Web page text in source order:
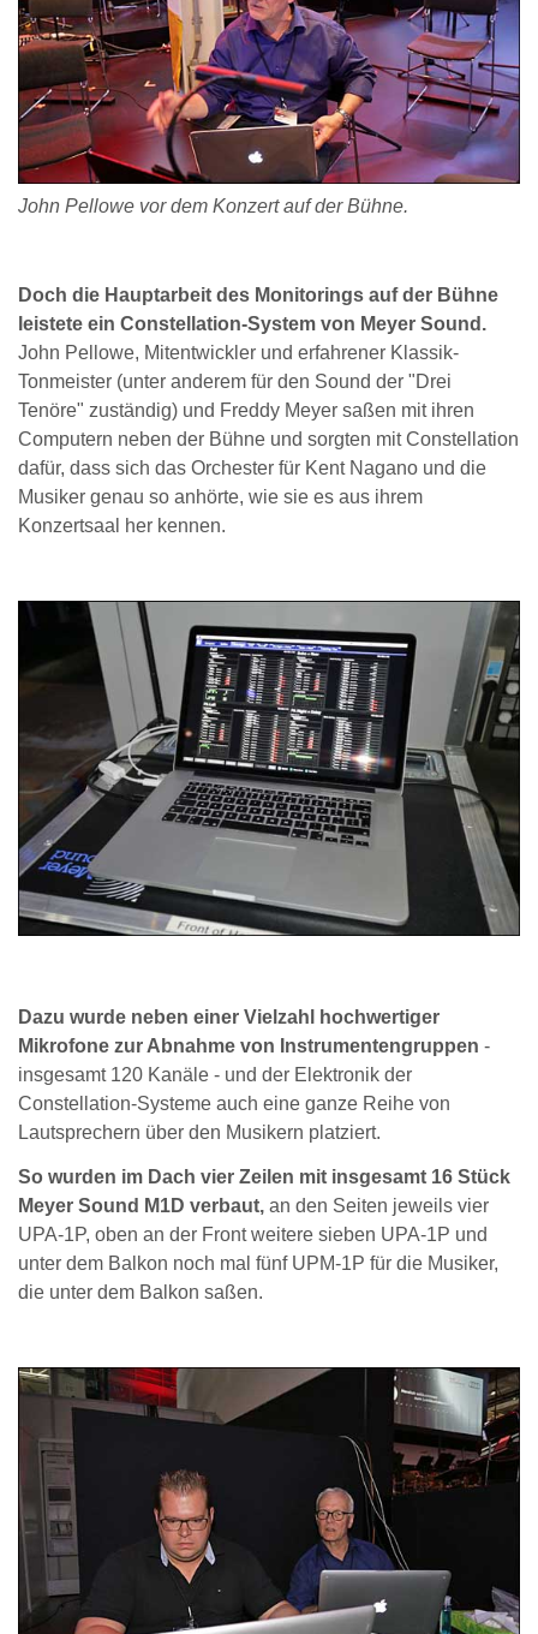
John Pellowe vor dem Konzert auf der Bühne.
Doch die Hauptarbeit des Monitorings auf der Bühne
leistete ein Constellation-System von Meyer Sound.
John Pellowe, Mitentwickler und erfahrener Klassik-
Tonmeister (unter anderem für den Sound der "Drei
Tenöre" zuständig) und Freddy Meyer saßen mit ihren
Computern neben der Bühne und sorgten mit Constellation
dafür, dass sich das Orchester für Kent Nagano und die
Musiker genau so anhörte, wie sie es aus ihrem
Konzertsaal her kennen.
Dazu wurde neben einer Vielzahl hochwertiger
Mikrofone zur Abnahme von Instrumentengruppen -
insgesamt 120 Kanäle - und der Elektronik der
Constellation-Systeme auch eine ganze Reihe von
Lautsprechern über den Musikern platziert.
So wurden im Dach vier Zeilen mit insgesamt 16 Stück
Meyer Sound M1D verbaut, an den Seiten jeweils vier
UPA-1P, oben an der Front weitere sieben UPA-1P und
unter dem Balkon noch mal fünf UPM-1P für die Musiker,
die unter dem Balkon saßen.